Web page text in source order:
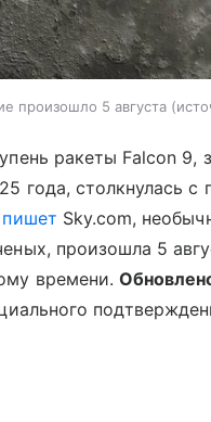
произошло 5 августа
ракеты Falcon 9,
года, столкнулась с
пишет Sky.com,
произошла 5
времени.